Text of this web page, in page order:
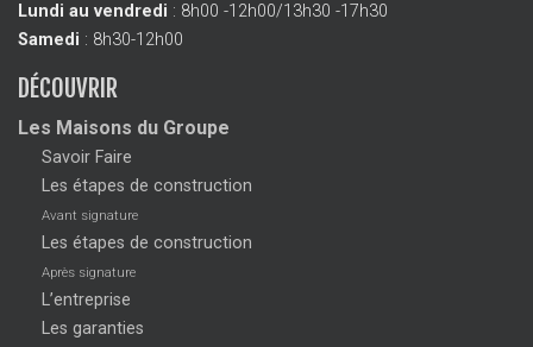
Lundi au vendredi : 8h00 -12h00/13h30 -17h30
Samedi : 8h30-12h00
DÉCOUVRIR
Les Maisons du Groupe
Savoir Faire
Les étapes de construction
Avant signature
Les étapes de construction
Après signature
L’entreprise
Les garanties